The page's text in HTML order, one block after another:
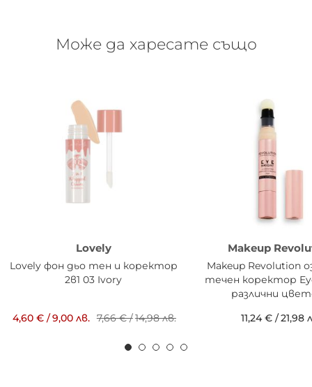
Може да харесате също
Lovely
Lovely фон дьо тен и коректор
2в1 03 Ivory
4,60 €/9,00 лв. 7,66 €/14,98 лв.
Makeup
Makeup Revolution
течен коректор
различни
11,24 €/21,98